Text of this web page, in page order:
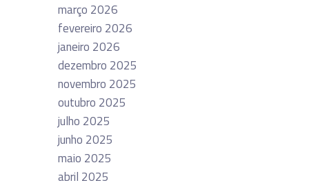
março 2026
fevereiro 2026
janeiro 2026
dezembro 2025
novembro 2025
outubro 2025
julho 2025
junho 2025
maio 2025
abril 2025